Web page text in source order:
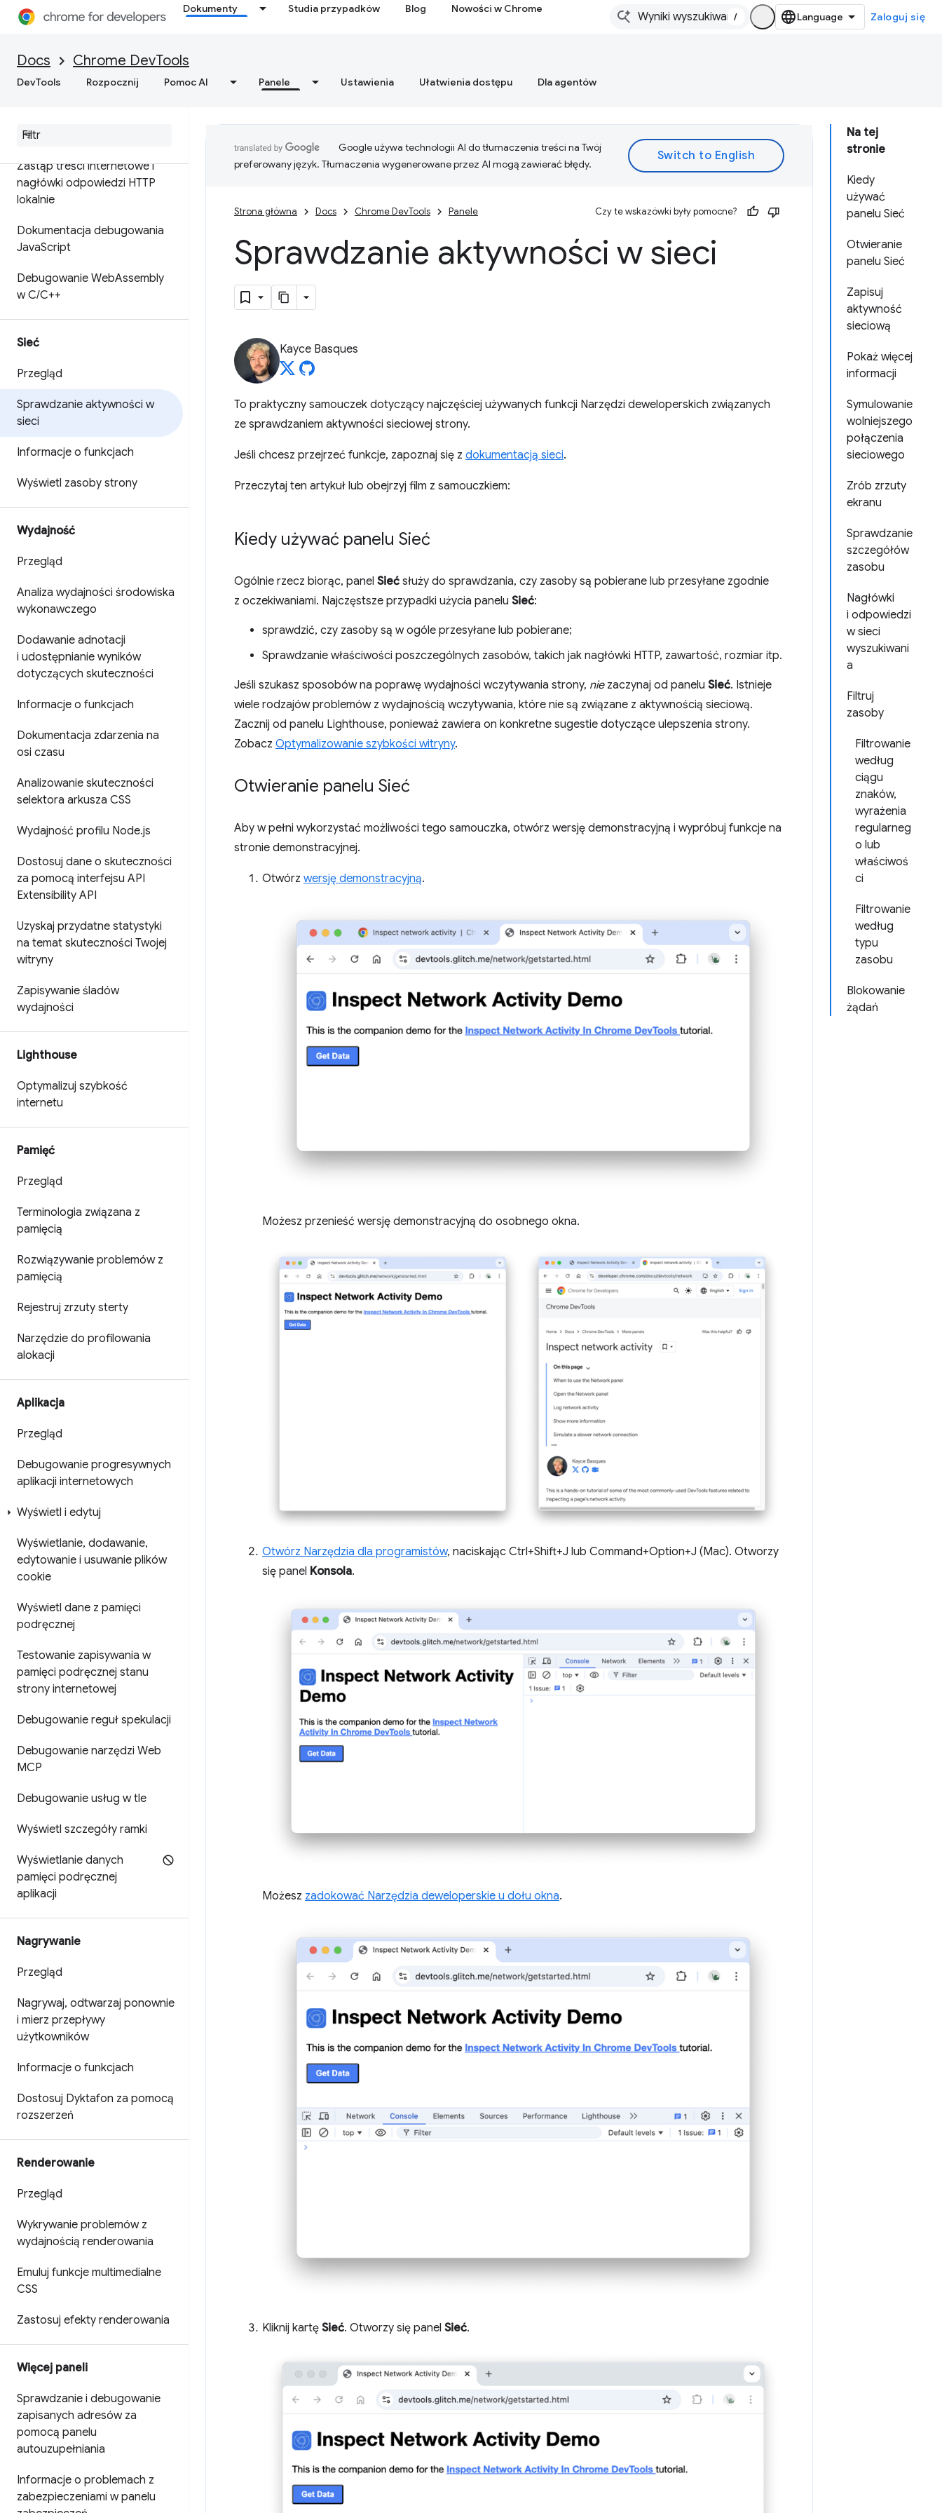
Dokumenty Studia przypadków Blog Nowości w Chrome
/ Zaloguj się
Docs Chrome DevTools
DevTools Rozpocznij Pomoc AI Panele Ustawienia Ułatwienia dostępu Dla agentów
zamiast wdrażany za pomocą
map źródłowych
rozszerzenie mapy źródeł
ignoreList
zmian w plikach źródłowych
Zastąp treści internetowe i
nagłówki odpowiedzi HTTP
lokalnie
Dokumentacja debugowania
JavaScript
Debugowanie WebAssembly
w C/C++
Sieć
Przegląd
Sprawdzanie aktywności w
sieci
Informacje o funkcjach
Wyświetl zasoby strony
Wydajność
Przegląd
Analiza wydajności środowiska
wykonawczego
Dodawanie adnotacji
i udostępnianie wyników
dotyczących skuteczności
Informacje o funkcjach
Dokumentacja zdarzenia na
osi czasu
Analizowanie skuteczności
selektora arkusza CSS
Wydajność profilu Node.js
Dostosuj dane o skuteczności
za pomocą interfejsu API
Extensibility API
Uzyskaj przydatne statystyki
na temat skuteczności Twojej
witryny
Zapisywanie śladów
wydajności
Lighthouse
Optymalizuj szybkość
internetu
Pamięć
Przegląd
Terminologia związana z
pamięcią
Rozwiązywanie problemów z
pamięcią
Rejestruj zrzuty sterty
Narzędzie do profilowania
alokacji
Aplikacja
Przegląd
Debugowanie progresywnych
aplikacji internetowych
Wyświetl i edytuj
Wyświetlanie, dodawanie,
edytowanie i usuwanie plików
cookie
Wyświetl dane z pamięci
podręcznej
Testowanie zapisywania w
pamięci podręcznej stanu
strony internetowej
Debugowanie reguł spekulacji
Debugowanie narzędzi Web
MCP
Debugowanie usług w tle
Wyświetl szczegóły ramki
Wyświetlanie danych
pamięci podręcznej
aplikacji
Nagrywanie
Przegląd
Nagrywaj, odtwarzaj ponownie
i mierz przepływy
użytkowników
Informacje o funkcjach
Dostosuj Dyktafon za pomocą
rozszerzeń
Renderowanie
Przegląd
Wykrywanie problemów z
wydajnością renderowania
Emuluj funkcje multimedialne
CSS
Zastosuj efekty renderowania
Więcej paneli
Sprawdzanie i debugowanie
zapisanych adresów za
pomocą panelu
autouzupełniania
Informacje o problemach z
zabezpieczeniami w panelu
Na tej
stronie
Kiedy
używać
panelu Sieć
Otwieranie
panelu Sieć
Zapisuj
aktywność
sieciową
Pokaż więcej
informacji
Symulowanie
wolniejszego
połączenia
sieciowego
Zrób zrzuty
ekranu
Sprawdzanie
szczegółów
zasobu
Nagłówki
i odpowiedzi
w sieci
wyszukiwani
a
Filtruj
zasoby
Filtrowanie
według
ciągu
znaków,
wyrażenia
regularneg
o lub
właściwoś
ci
Filtrowanie
według
typu
zasobu
Blokowanie
żądań
Google używa technologii AI do tłumaczenia treści na Twój
preferowany język. Tłumaczenia wygenerowane przez AI mogą zawierać błędy.
Strona główna Docs Chrome DevTools Panele Czy te wskazówki były pomocne?
Sprawdzanie aktywności w sieci
Kayce Basques
To praktyczny samouczek dotyczący najczęściej używanych funkcji Narzędzi deweloperskich związanych
ze sprawdzaniem aktywności sieciowej strony.
Jeśli chcesz przejrzeć funkcje, zapoznaj się z dokumentacją sieci.
Przeczytaj ten artykuł lub obejrzyj film z samouczkiem:
Kiedy używać panelu Sieć
Ogólnie rzecz biorąc, panel Sieć służy do sprawdzania, czy zasoby są pobierane lub przesyłane zgodnie
z oczekiwaniami. Najczęstsze przypadki użycia panelu Sieć:
sprawdzić, czy zasoby są w ogóle przesyłane lub pobierane;
Sprawdzanie właściwości poszczególnych zasobów, takich jak nagłówki HTTP, zawartość, rozmiar itp.
Jeśli szukasz sposobów na poprawę wydajności wczytywania strony, niezaczynaj od panelu Sieć. Istnieje
wiele rodzajów problemów z wydajnością wczytywania, które nie są związane z aktywnością sieciową.
Zacznij od panelu Lighthouse, ponieważ zawiera on konkretne sugestie dotyczące ulepszenia strony.
Zobacz Optymalizowanie szybkości witryny.
Otwieranie panelu Sieć
Aby w pełni wykorzystać możliwości tego samouczka, otwórz wersję demonstracyjną i wypróbuj funkcje na
stronie demonstracyjnej.
Otwórz wersję demonstracyjną.
Możesz przenieść wersję demonstracyjną do osobnego okna.
Otwórz Narzędzia dla programistów, naciskając Ctrl+Shift+J lub Command+Option+J (Mac). Otworzy
się panel Konsola.
Możesz zadokować Narzędzia deweloperskie u dołu okna.
Kliknij kartę Sieć. Otworzy się panel Sieć.